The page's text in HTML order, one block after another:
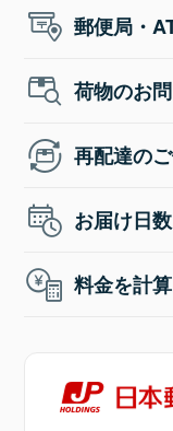
郵便局・
荷物のお
再配達の
お届け日
料金を計